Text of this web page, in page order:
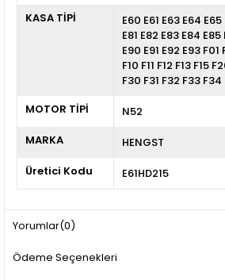
KASA TİPİ
E60 E61 E63 E64 E65
E81 E82 E83 E84
E90 E91 E92 E93
F10 F11 F12 F13 F15
F30 F31 F32 F33 F34
MOTOR TİPİ
N52
MARKA
HENGST
Üretici Kodu
E61HD215
Yorumlar(0)
Ödeme Seçenekleri